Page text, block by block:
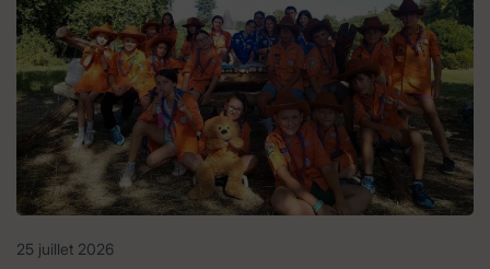
25 juillet 2026